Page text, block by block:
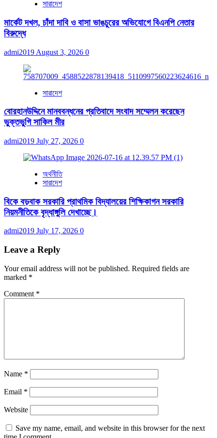
সারাদেশ
মার্কেট দখল, চাঁদা দাবি ও বাসা ভাঙচুরের অভিযোগে বিএনপি নেতার
বিরুদ্ধে
admi2019 August 3, 2026 0
সারাদেশ
বোরহানউদ্দিনে মানববন্ধনের প্রতিবাদে সংবাদ সম্মেলন করেছেন
ভুক্তভুগি সাকিল মীর
admi2019 July 27, 2026 0
অর্থনীতি
সারাদেশ
বিকে বড়বাক সরকারি প্রাথমিক বিদ্যালয়ের শিক্ষিকাগন সরকারি
নিয়মনীতিকে বৃদ্ধাঙ্গুলি দেখাচ্ছে।
admi2019 July 17, 2026 0
Leave a Reply
Your email address will not be published. Required fields are
marked *
Comment *
Name *
Email *
Website
Save my name, email, and website in this browser for the next